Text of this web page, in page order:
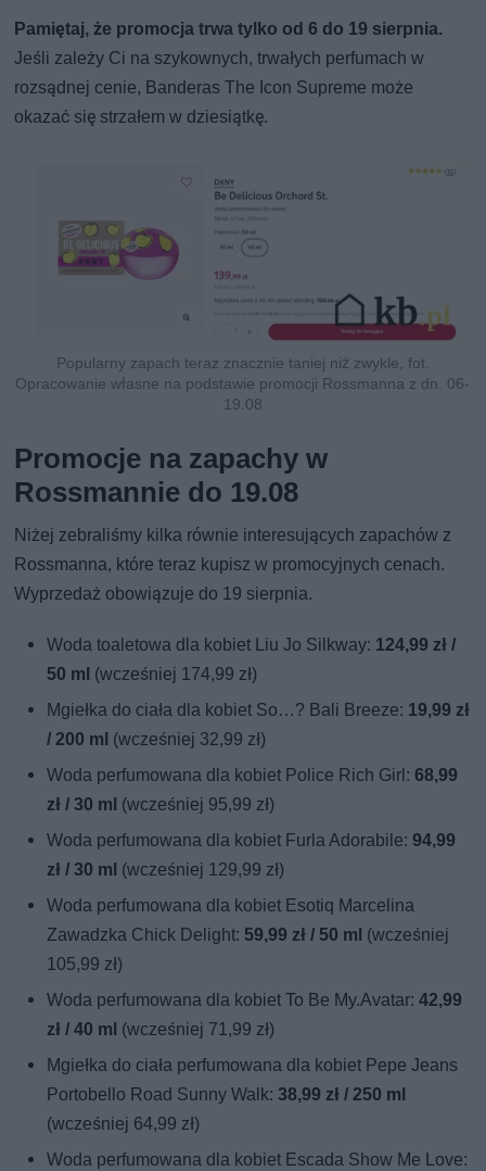
Pamiętaj, że promocja trwa tylko od 6 do 19 sierpnia.
Jeśli zależy Ci na szykownych, trwałych perfumach w
rozsądnej cenie, Banderas The Icon Supreme może
okazać się strzałem w dziesiątkę.
Popularny zapach teraz znacznie taniej niż zwykle, fot.
Opracowanie własne na podstawie promocji Rossmanna z dn. 06-
19.08
Promocje na zapachy w
Rossmannie do 19.08
Niżej zebraliśmy kilka równie interesujących zapachów z
Rossmanna, które teraz kupisz w promocyjnych cenach.
Wyprzedaż obowiązuje do 19 sierpnia.
Woda toaletowa dla kobiet Liu Jo Silkway: 124,99 zł /
50 ml (wcześniej 174,99 zł)
Mgiełka do ciała dla kobiet So…? Bali Breeze: 19,99 zł
/ 200 ml (wcześniej 32,99 zł)
Woda perfumowana dla kobiet Police Rich Girl:68,99
zł / 30 ml (wcześniej 95,99 zł)
Woda perfumowana dla kobiet Furla Adorabile:94,99
zł / 30 ml (wcześniej 129,99 zł)
Woda perfumowana dla kobiet Esotiq Marcelina
Zawadzka Chick Delight: 59,99 zł / 50 ml (wcześniej
105,99 zł)
Woda perfumowana dla kobiet To Be My.Avatar:42,99
zł / 40 ml (wcześniej 71,99 zł)
Mgiełka do ciała perfumowana dla kobiet Pepe Jeans
Portobello Road Sunny Walk:38,99 zł / 250 ml
(wcześniej 64,99 zł)
Woda perfumowana dla kobiet Escada Show Me Love: